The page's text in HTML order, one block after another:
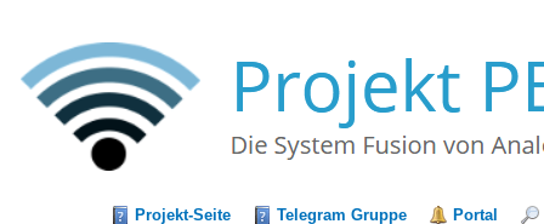
Projekt-Seite Telegram Gruppe Portal